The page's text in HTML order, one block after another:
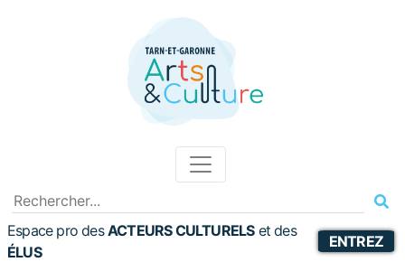
Espace pro desACTEURS CULTURELS etdes
ÉLUS
ENTREZ